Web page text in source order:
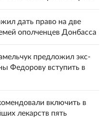
дать право на две
ополченцев Донбасса
предложил экс-
Федорову вступить в
включить в
лекарств пять